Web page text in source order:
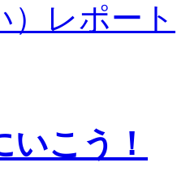
）レポート
いこう！